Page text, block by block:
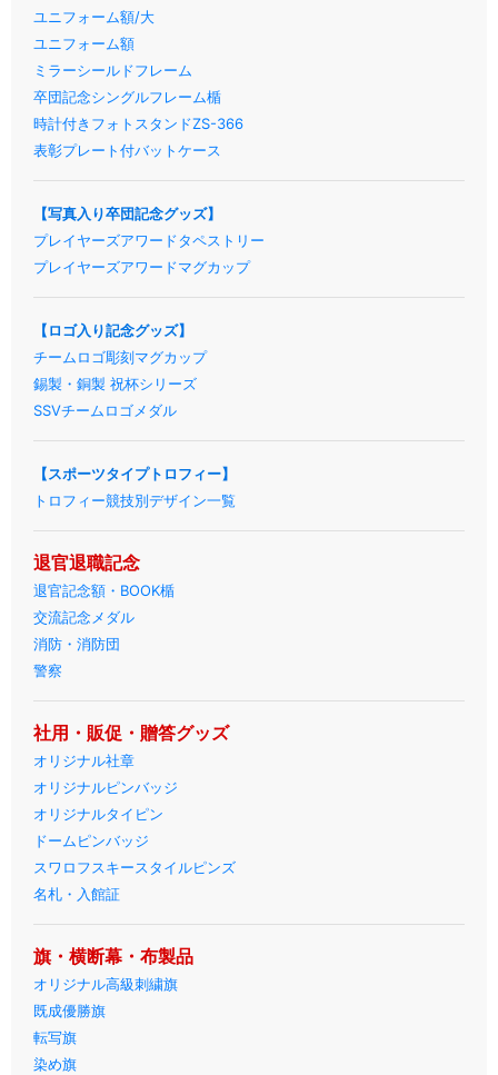
ユニフォーム額/大
ユニフォーム額
ミラーシールドフレーム
卒団記念シングルフレーム楯
時計付きフォトスタンドZS-366
表彰プレート付バットケース
【写真入り卒団記念グッズ】
プレイヤーズアワードタペストリー
プレイヤーズアワードマグカップ
【ロゴ入り記念グッズ】
チームロゴ彫刻マグカップ
錫製・銅製 祝杯シリーズ
SSVチームロゴメダル
【スポーツタイプトロフィー】
トロフィー競技別デザイン一覧
退官退職記念
退官記念額・BOOK楯
交流記念メダル
消防・消防団
警察
社用・販促・贈答グッズ
オリジナル社章
オリジナルピンバッジ
オリジナルタイピン
ドームピンバッジ
スワロフスキースタイルピンズ
名札・入館証
旗・横断幕・布製品
オリジナル高級刺繍旗
既成優勝旗
転写旗
染め旗